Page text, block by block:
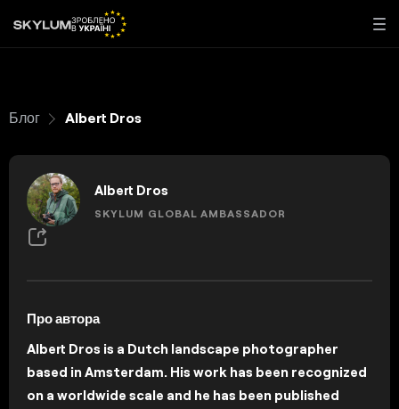
Блог Albert Dros
Albert Dros
SKYLUM GLOBAL AMBASSADOR
Про автора
Albert Dros is a Dutch landscape photographer
based in Amsterdam. His work has been recognized
on a worldwide scale and he has been published